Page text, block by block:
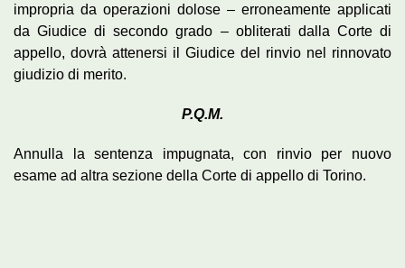
impropria da operazioni dolose – erroneamente applicati
da Giudice di secondo grado – obliterati dalla Corte di
appello, dovrà attenersi il Giudice del rinvio nel rinnovato
giudizio di merito.
P.Q.M.
Annulla la sentenza impugnata, con rinvio per nuovo
esame ad altra sezione della Corte di appello di Torino.